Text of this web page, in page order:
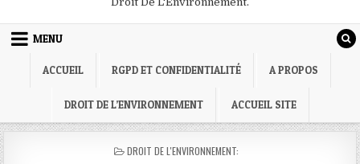
MENU
ACCUEIL RGPD ET CONFIDENTIALITÉ A PROPOS
DROIT DE L’ENVIRONNEMENT ACCUEIL SITE
POSTED
DROIT DE L'ENVIRONNEMENT: